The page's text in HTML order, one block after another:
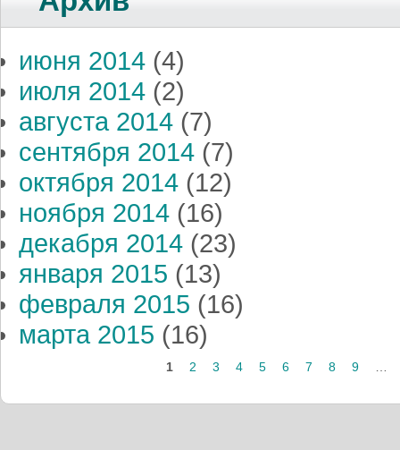
июня 2014 (4)
июля 2014 (2)
августа 2014 (7)
сентября 2014 (7)
октября 2014 (12)
ноября 2014 (16)
декабря 2014 (23)
января 2015 (13)
февраля 2015 (16)
марта 2015 (16)
1 2 3 4 5 6 7 8 9 …